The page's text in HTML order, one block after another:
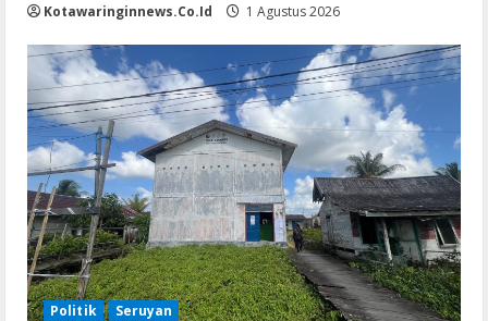
Kotawaringinnews.co.id 1 Agustus 2026
Politik Seruyan